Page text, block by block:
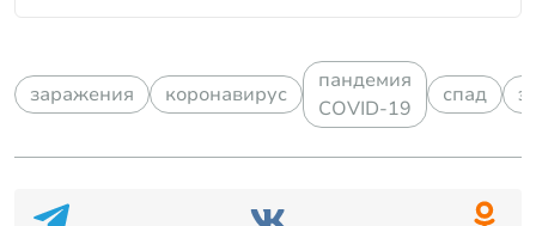
заражения коронавирус
пандемия
COVID-19
спад